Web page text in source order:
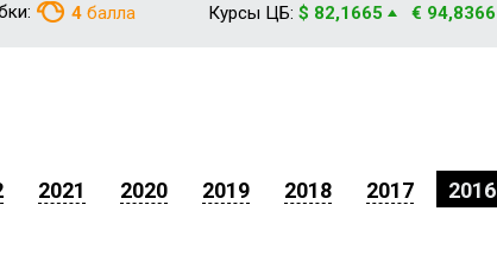
4 балла Курсы ЦБ: $ 82,1665 € 94,8366
2021 2020 2019 2018 2017 2016